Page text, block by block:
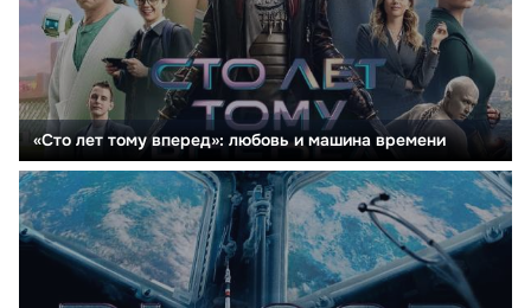
«Сто лет тому вперед»: любовь и машина времени